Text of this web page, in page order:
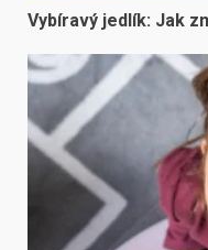
Vybíravý jedlík: Jak